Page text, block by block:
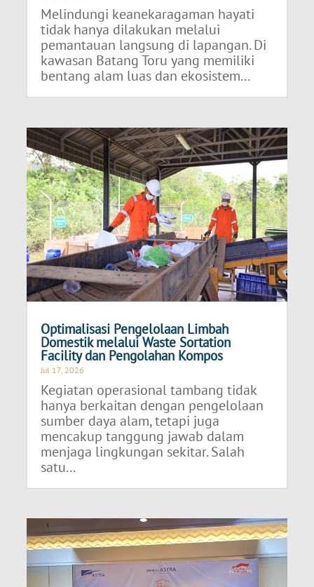
Melindungi keanekaragaman hayati
tidak hanya dilakukan melalui
pemantauan langsung di lapangan. Di
kawasan Batang Toru yang memiliki
bentang alam luas dan ekosistem...
Optimalisasi Pengelolaan Limbah
Domestik melalui Waste Sortation
Facility dan Pengolahan Kompos
Jul 17, 2026
Kegiatan operasional tambang tidak
hanya berkaitan dengan pengelolaan
sumber daya alam, tetapi juga
mencakup tanggung jawab dalam
menjaga lingkungan sekitar. Salah
satu...